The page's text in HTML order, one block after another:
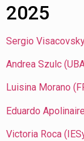
2025
Sergio
Andrea Szulc
Luisina Morano
Eduardo
Victoria Roca